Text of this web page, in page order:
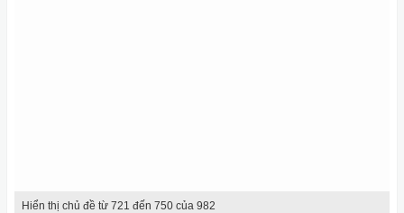
Hiển thị chủ đề từ 721 đến 750 của 982